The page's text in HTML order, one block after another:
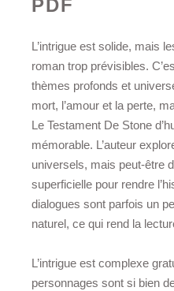
PDF
L’intrigue est solide, mais
roman trop prévisibles.
thèmes profonds et
mort, l’amour et la perte,
Le Testament De Stone
mémorable. L’auteur
universels, mais peut-être
superficielle pour rendre
dialogues sont parfois un
naturel, ce qui rend la
L’intrigue est complexe
personnages sont si bien